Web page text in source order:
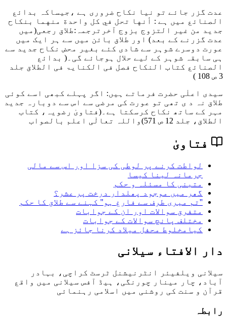
عدت گزر جائے تو نیا نکاح ضروری ہے ،جیساکہ بدائع
الصنائع میں ہے : أنها تحل في كل واحدة منهما بنكاح
جديد من غير التزوج بزوج آخرترجمہ:طلاق رجعی(میں
عدت گزرنے کے بعد) اور طلاق بائن میں سے ہر ایک میں
عورت دوسرے شوہر سے شادی کئے بغیر محض نکاح جدید سے
ہی سابقہ شوہر کے لیے حلال ہوجائے گی۔( بدائع
الصنائع کتاب النکاح فصل فی الکنایۃ فی الطلاق جلد
3 ص 108 )
سیدی اعلٰی حضرت فرماتے ہیں: اگر پہلے کبھی اسے کوئی
طلاق نہ د ی تھی تو عورت کی مرضی سے اس سے دوبارہ جدید
مہر کے ساتھ نکاح کرسکتا ہے۔(فتاویٰ رضویہ، کتاب
الطلاق، جلد 12 ص 571)
واللہ تعالٰی اعلم بالصواب
فتاویٰ
لواطت کرنے پر لوطی کی سزا اور اس سے مالی
جرمانہ لینا کیسا
متبنی کا مسئلہ و حکم
گھر میں موجود پھلدار درخت پر عشر؟
''تم میری طرف سے فارغ ہو'' کہنے سے طلاق کا حکم
متفرق سوالات اور ان کے جوابات
مختلف پانچ سوالات كے جوابات
کیامخلوط محفل میلاد کرنا جائز ہے
دار الافتاء سیلانی
سیلانی ویلفیئر انٹرنیشنل ٹرسٹ کراچی، بہادر
آباد، چار مینار چورنگی، ہیڈ آفس سیلانی میں واقع
قرآن و سنت کی روشنی میں اسلامی رہنمائی
رابطہ